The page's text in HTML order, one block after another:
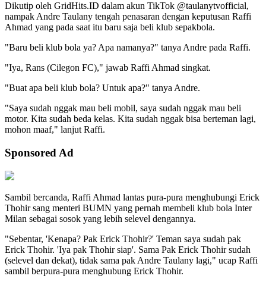
Dikutip oleh GridHits.ID dalam akun TikTok @taulanytvofficial,
nampak Andre Taulany tengah penasaran dengan keputusan Raffi
Ahmad yang pada saat itu baru saja beli klub sepakbola.
"Baru beli klub bola ya? Apa namanya?" tanya Andre pada Raffi.
"Iya, Rans (Cilegon FC)," jawab Raffi Ahmad singkat.
"Buat apa beli klub bola? Untuk apa?" tanya Andre.
"Saya sudah nggak mau beli mobil, saya sudah nggak mau beli
motor. Kita sudah beda kelas. Kita sudah nggak bisa berteman lagi,
mohon maaf," lanjut Raffi.
Sponsored Ad
Sambil bercanda, Raffi Ahmad lantas pura-pura menghubungi Erick
Thohir sang menteri BUMN yang pernah membeli klub bola Inter
Milan sebagai sosok yang lebih selevel dengannya.
"Sebentar, 'Kenapa? Pak Erick Thohir?' Teman saya sudah pak
Erick Thohir. 'Iya pak Thohir siap'. Sama Pak Erick Thohir sudah
(selevel dan dekat), tidak sama pak Andre Taulany lagi," ucap Raffi
sambil berpura-pura menghubung Erick Thohir.